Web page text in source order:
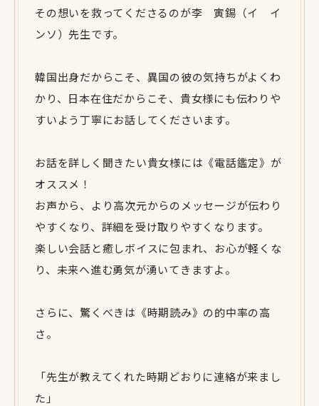
その想いを救ってくださるのが李 寅錫（イ イ
ンソ）先生です。
韓国出身だからこそ、異国の彼の気持ちがよくわ
かり、日本在住だからこそ、貴女様にも伝わりや
すいよう丁寧にお話してくださいます。
お話を詳しく聞きたい貴女様には《電話鑑定》が
オススメ！
お声から、より高次元からのメッセージが伝わり
やすくなり、詳細を受け取りやすくなります。
楽しい会話と癒しボイスに包まれ、お心が軽くな
り、未来へ進む勇気が湧いてきますよ。
さらに、驚くべきは《時期読み》の的中率の高
さ。
「先生が教えてくれた時期どおりに連絡が来まし
た」